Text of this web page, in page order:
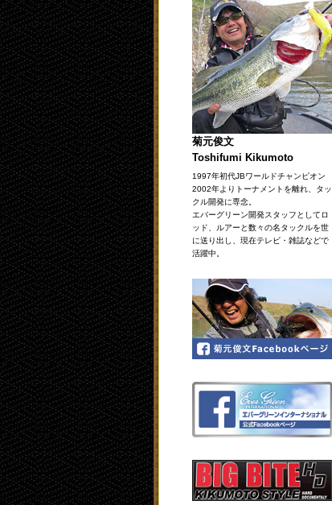
菊元俊文
Toshifumi Kikumoto
1997年初代JBワールドチャンピオン
2002年よりトーナメントを離れ、タッ
クル開発に専念。
エバーグリーン開発スタッフとしてロ
ッド、ルアーと数々の名タックルを世
に送り出し、現在テレビ・雑誌などで
活躍中。